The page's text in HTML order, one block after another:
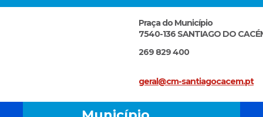
Praça do Município
7540-136 SANTIAGO DO
269 829 400
geral@cm-santiagocacem.pt